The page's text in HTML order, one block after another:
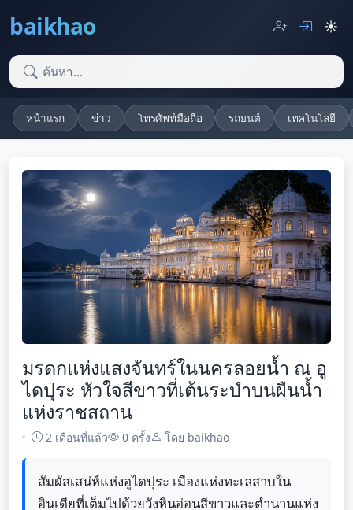
baikhao ☀️
หน้าแรก ข่าว โทรศัพท์มือถือ รถยนต์ เทคโนโลยี
มรดกแห่งแสงจันทร์ในนครลอยน้ำ ณ อู
ไดปุระ หัวใจสีขาวที่เต้นระบำบนผืนน้ำ
แห่งราชสถาน
2 เดือนที่แล้ว 0 ครั้ง โดย baikhao
สัมผัสเสน่ห์แห่งอูไดปุระ เมืองแห่งทะเลสาบใน
อินเดียที่เต็มไปด้วยวังหินอ่อนสีขาวและตำนานแห่ง